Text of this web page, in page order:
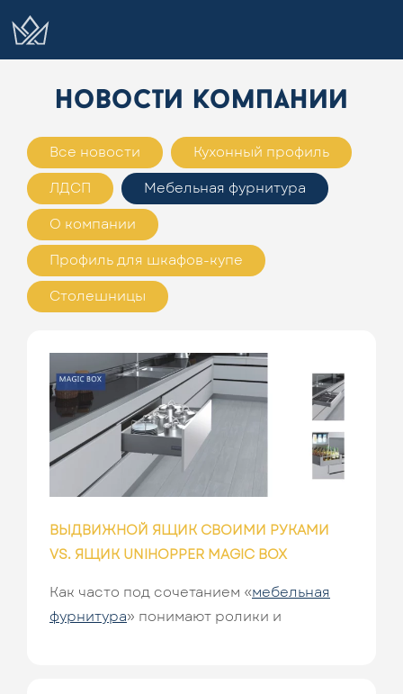
новости компании
Все новости Кухонный профиль
ЛДСП Мебельная фурнитура
О компании
Профиль для шкафов-купе
Столешницы
ВЫДВИЖНОЙ ЯЩИК СВОИМИ РУКАМИ
VS. ЯЩИК UNIHOPPER MAGIC BOX
Как часто под сочетанием «мебельная
фурнитура» понимают ролики и